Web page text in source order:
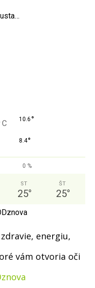
C 10.6 °
8.4°
0 %
ST
25°
ŠT
25°
energiu,
vám otvoria oči